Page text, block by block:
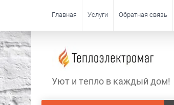
Главная Услуги Обратная связь
Уют и тепло в каждый дом!